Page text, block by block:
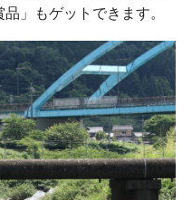
」もゲットできます。